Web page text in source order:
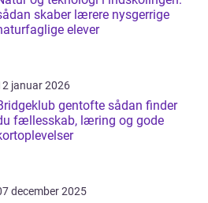
skaber lærere nysgerrige
elever
januar 2026
gentofte sådan finder
fællesskab, læring og gode
december 2025